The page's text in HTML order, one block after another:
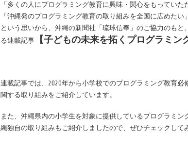
「多くの人にプログラミング教育に興味・関心をもっていた
「沖縄発のプログラミング教育の取り組みを全国に広めたい」
という思いから、沖縄の新聞社「琉球信奉」のご協力のも
る連載記事
【子どもの未来を拓くプログラミン
連載記事では、2020年から小学校でのプログラミング教育
関する取り組みをご紹介しています。
また、沖縄県内の小学生を対象に提供しているプログラミン
縄独自の取り組みもご紹介しましたので、ぜひチェックして